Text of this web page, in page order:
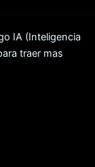
IA (Inteligencia
traer mas